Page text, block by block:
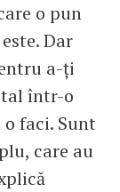
o pun
Dar
a-ți
într-o
faci. Sunt
care au